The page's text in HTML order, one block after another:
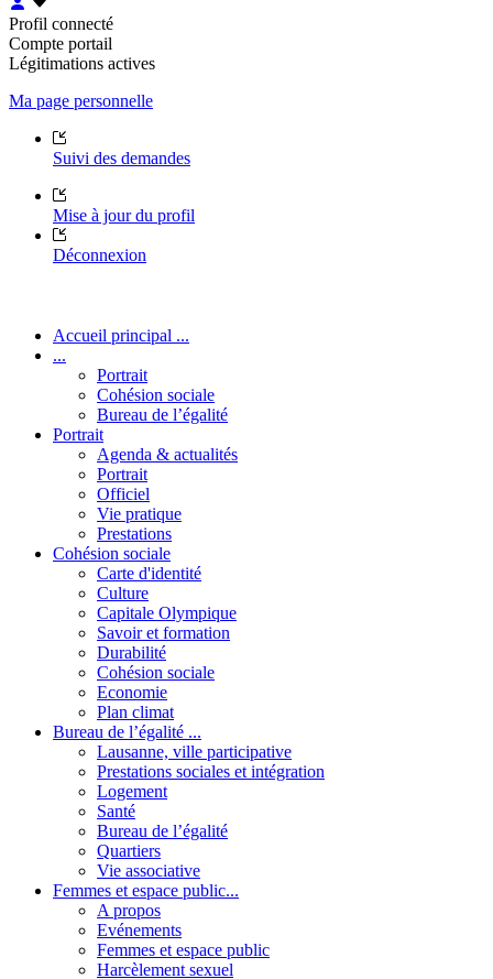
Profil connecté
Compte portail
Légitimations actives
Ma page personnelle
Suivi des demandes
Mise à jour du profil
Déconnexion
Accueil principal ...
...
Portrait
Cohésion sociale
Bureau de l’égalité
Portrait
Agenda & actualités
Portrait
Officiel
Vie pratique
Prestations
Cohésion sociale
Carte d'identité
Culture
Capitale Olympique
Savoir et formation
Durabilité
Cohésion sociale
Economie
Plan climat
Bureau de l’égalité ...
Lausanne, ville participative
Prestations sociales et intégration
Logement
Santé
Bureau de l’égalité
Quartiers
Vie associative
Femmes et espace public...
A propos
Evénements
Femmes et espace public
Harcèlement sexuel